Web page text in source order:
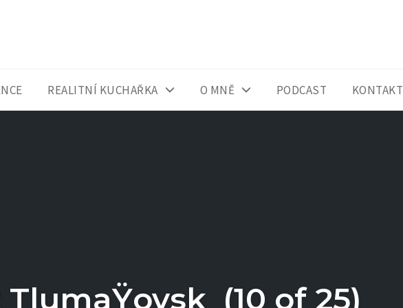
REALITNÍ KUCHAŘKA O MNĚ PODCAST KONTAKT
TlumaŸovsk (10 of 25)